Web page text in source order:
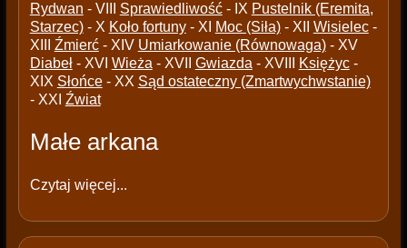
Rydwan - VIII Sprawiedliwość- IX Pustelnik (Eremita,
Starzec)- X Koło fortuny- XI Moc (Siła)- XII Wisielec-
XIII Źmierć- XIV Umiarkowanie (Równowaga)- XV
Diabeł- XVI Wieża - XVII Gwiazda - XVIII Księżyc-
XIX Słońce- XX Sąd ostateczny (Zmartwychwstanie)
- XXI Źwiat
Małe arkana
Czytaj więcej...